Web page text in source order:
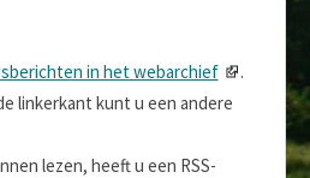
in het webarchief
.
linkerkant kunt u een andere
lezen, heeft u een RSS-